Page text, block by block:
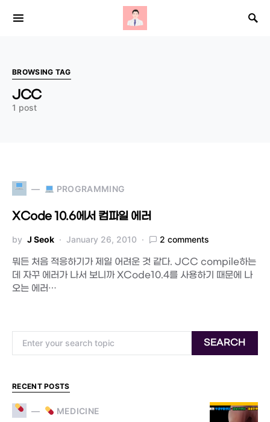
Search for:
BROWSING TAG
JCC
1 post
PROGRAMMING
XCode 10.6에서 컴파일 에러
by J Seok January 26, 2010 2 comments
뭐든 처음 적응하기가 제일 어려운 것 같다. JCC compile하는
데 자꾸 에러가 나서 보니까 XCode10.4를 사용하기 때문에 나
오는 에러…
SEARCH
RECENT POSTS
MEDICINE